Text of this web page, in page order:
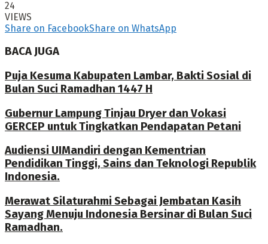
24
VIEWS
Share on FacebookShare on WhatsApp
BACA JUGA
Puja Kesuma Kabupaten Lambar, Bakti Sosial di
Bulan Suci Ramadhan 1447 H
Gubernur Lampung Tinjau Dryer dan Vokasi
GERCEP untuk Tingkatkan Pendapatan Petani
Audiensi UIMandiri dengan Kementrian
Pendidikan Tinggi, Sains dan Teknologi Republik
Indonesia.
Merawat Silaturahmi Sebagai Jembatan Kasih
Sayang Menuju Indonesia Bersinar di Bulan Suci
Ramadhan.